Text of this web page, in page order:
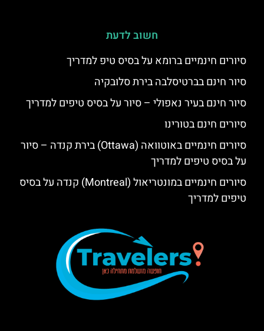
חשוב לדעת
סיורים חינמיים ברומא על בסיס טיפ למדריך
סיור חינם בברטיסלבה בירת סלובקיה
סיור חינם בעיר נאפולי – סיור על בסיס טיפים למדריך
סיורים חינם בטורינו
סיורים חינמיים באוטוואה (Ottawa) בירת קנדה – סיור
על בסיס טיפים למדריך
סיורים חינמיים במונטריאול (Montreal) קנדה על בסיס
טיפים למדריך